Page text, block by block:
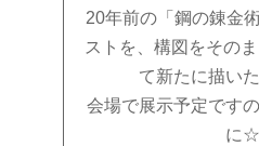
20年前の「鋼の錬金
ストを、構図をその
て新たに描い
会場で展示予定です
に☆